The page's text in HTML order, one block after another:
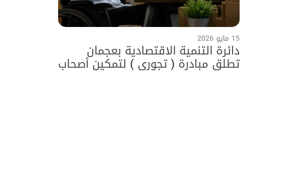
15 مايو 2026
دائرة التنمية الاقتصادية بعجمان
تطلق مبادرة ( تجوري ) لتمكين أصحاب
الهمم بالتعاون مع هيئة الأعمال